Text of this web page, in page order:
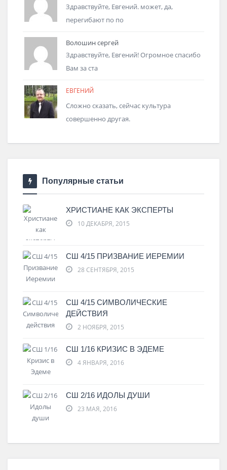
Здравствуйте, Евгений. может, да,
перегибают по по
Волошин сергей
Здравствуйте, Евгений! Огромное спасибо
Вам за ста
ЕВГЕНИЙ
Сложно сказать, сейчас культура
совершенно другая.
Популярные статьи
ХРИСТИАНЕ КАК ЭКСПЕРТЫ
10 ДЕКАБРЯ, 2015
СШ 4/15 ПРИЗВАНИЕ ИЕРЕМИИ
28 СЕНТЯБРЯ, 2015
СШ 4/15 СИМВОЛИЧЕСКИЕ
ДЕЙСТВИЯ
2 НОЯБРЯ, 2015
СШ 1/16 КРИЗИС В ЭДЕМЕ
4 ЯНВАРЯ, 2016
СШ 2/16 ИДОЛЫ ДУШИ
23 МАЯ, 2016